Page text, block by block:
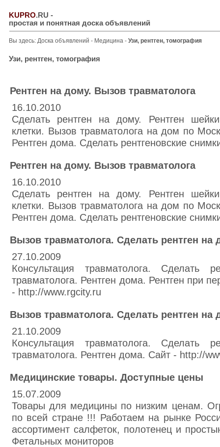
KUPRO.RU -
простая и понятная доска объявлений
Вы здесь: Доска объявлений - Медицина - Узи, рентген, томография
Узи, рентген, томография
Рентген на дому. Вызов травматолога
16.10.2010
Сделать рентген на дому. Рентген
клетки. Вызов травматолога на дом по
Рентген дома. Сделать рентгеновские
Рентген на дому. Вызов травматолога
16.10.2010
Сделать рентген на дому. Рентген
клетки. Вызов травматолога на дом по
Рентген дома. Сделать рентгеновские
Вызов травматолога. Сделать рентген на
27.10.2009
Консультация травматолога. Сделать
травматолога. Рентген дома. Рентген при
- http://www.rgcity.ru
Вызов травматолога. Сделать рентген на
21.10.2009
Консультация травматолога. Сделать
травматолога. Рентген дома. Сайт - http://
Медицинские товары. Доступные цены
15.07.2009
Товары для медицины по низким ценам.
по всей стране !!! Работаем на рынке
ассортимент салфеток, полотенец и
Фетальных мониторов